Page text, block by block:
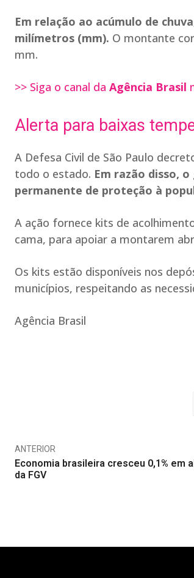
Em relação ao acúmulo de
milímetros (mm). O montante
mm.
>> Siga o canal da Agência Brasil
Alerta para baixas
A Defesa Civil de São Paulo
todo o estado. Em razão disso,
permanente de proteção à
A ação fornece kits de
cama, para apoiar a montarem
Os kits estão disponíveis nos
municípios, respeitando as
Agência Brasil
ANTERIOR
Economia brasileira cresceu 0,1% em
da FGV